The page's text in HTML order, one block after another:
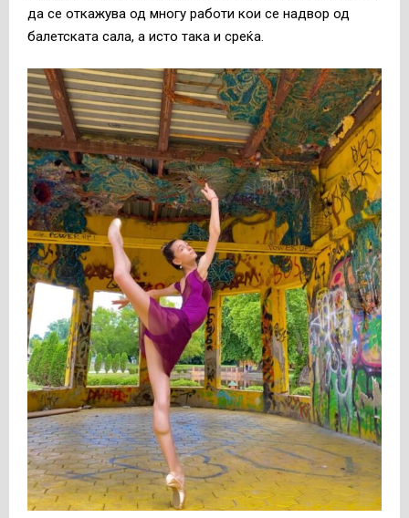
да се откажува од многу работи кои се надвор од
балетската сала, а исто така и среќа.